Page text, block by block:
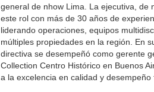
general de nhow Lima. La ejecutiva, de
este rol con más de 30 años de
liderando operaciones, equipos
múltiples propiedades en la región. En
directiva se desempeñó como gerente
Collection Centro Histórico en Buenos
a la excelencia en calidad y